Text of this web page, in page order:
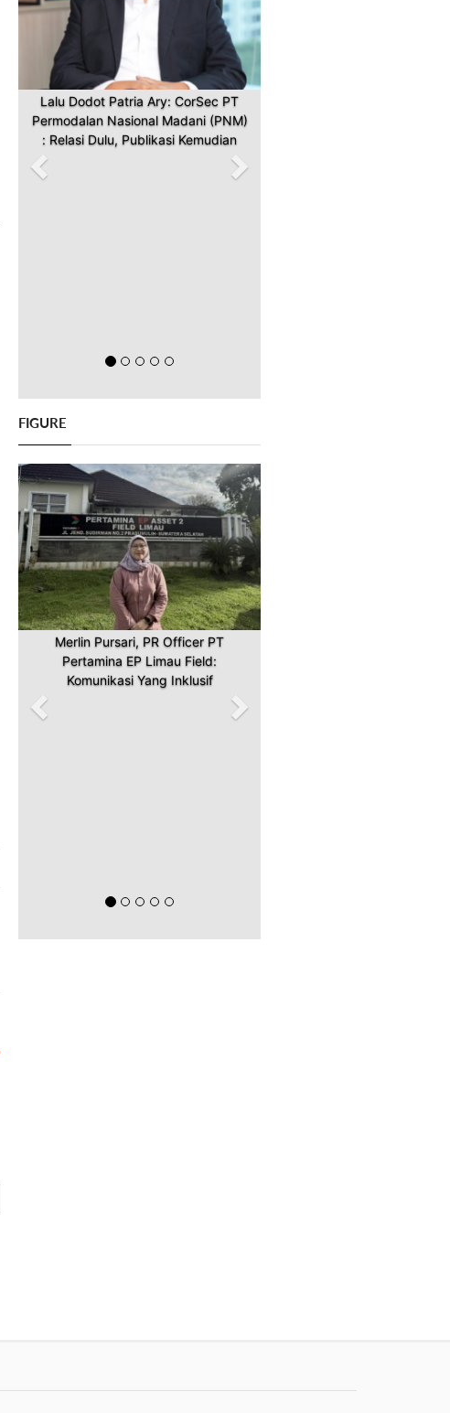
Lalu Dodot Patria Ary: CorSec PT
Permodalan Nasional Madani (PNM)
: Relasi Dulu, Publikasi Kemudian
FIGURE
Merlin Pursari, PR Officer PT
Pertamina EP Limau Field:
Komunikasi Yang Inklusif
Previous Next